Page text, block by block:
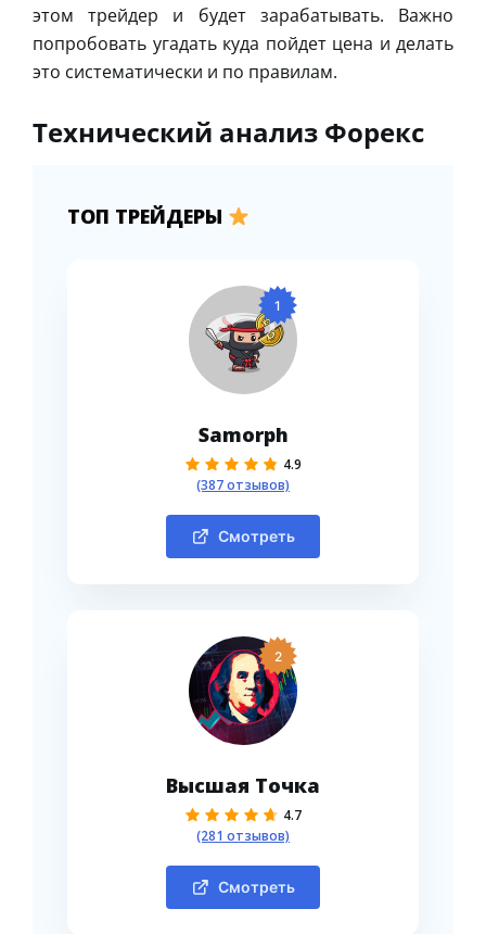
этом трейдер и будет зарабатывать. Важно
попробовать угадать куда пойдет цена и делать
это систематически и по правилам.
Технический анализ Форекс
ТОП ТРЕЙДЕРЫ
1
Samorph
4.9
(387 отзывов)
Смотреть
2
Высшая Точка
4.7
(281 отзывов)
Смотреть